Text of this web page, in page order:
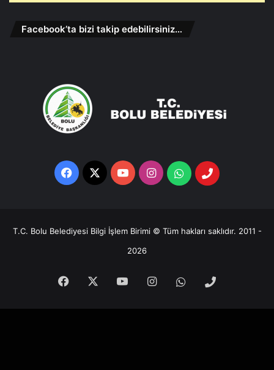
Facebook’ta bizi takip edebilirsiniz…
Facebook
X YouTubeInstagramWhatsappTelefon
T.C. Bolu Belediyesi Bilgi İşlem Birimi © Tüm hakları saklıdır. 2011 -
2026
Facebook YouTubeInstagramWhatsappTelefon